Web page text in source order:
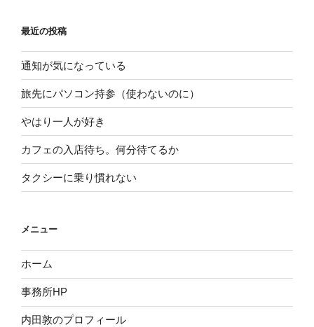
最近の投稿
通知が気になっている
旅先にパソコン持参（使わないのに）
やはり一人が好き
カフェの入店待ち。何分待てるか
タクシーに乗り慣れない
メニュー
ホーム
事務所HP
内田敦のプロフィール